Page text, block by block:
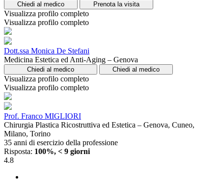
Chiedi al medico
Prenota la visita
Visualizza profilo completo
Visualizza profilo completo
Dott.ssa Monica De Stefani
Medicina Estetica ed Anti-Aging – Genova
Chiedi al medico Chiedi al medico
Visualizza profilo completo
Visualizza profilo completo
Prof. Franco MIGLIORI
Chirurgia Plastica Ricostruttiva ed Estetica – Genova, Cuneo,
Milano, Torino
35 anni di esercizio della professione
Risposta: 100%, < 9 giorni
4.8